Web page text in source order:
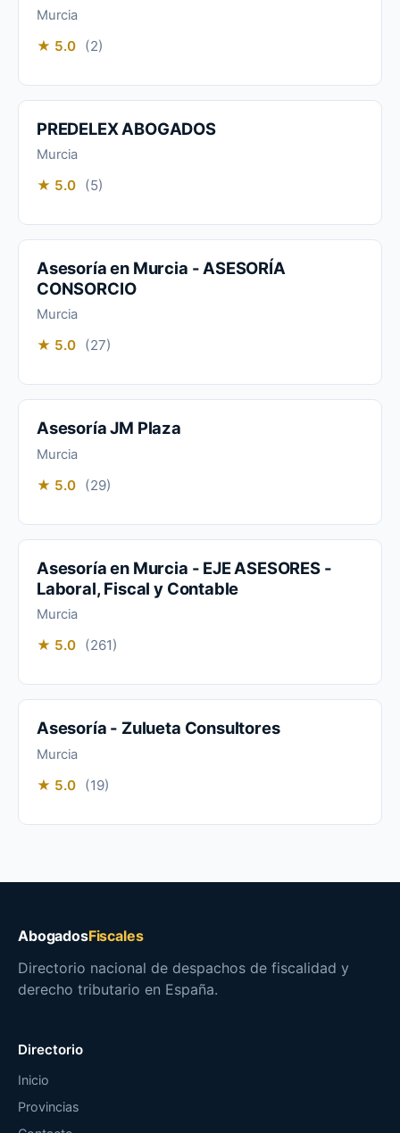
Murcia
★ 5.0 (2)
PREDELEX ABOGADOS
Murcia
★ 5.0 (5)
Asesoría en Murcia - ASESORÍA
CONSORCIO
Murcia
★ 5.0 (27)
Asesoría JM Plaza
Murcia
★ 5.0 (29)
Asesoría en Murcia - EJE ASESORES -
Laboral, Fiscal y Contable
Murcia
★ 5.0 (261)
Asesoría - Zulueta Consultores
Murcia
★ 5.0 (19)
AbogadosFiscales
Directorio nacional de despachos de fiscalidad y
derecho tributario en España.
Directorio
Inicio
Provincias